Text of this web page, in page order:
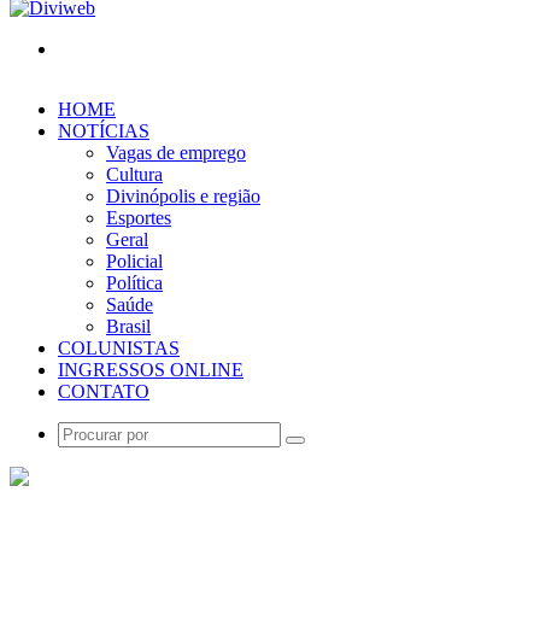
HOME
NOTÍCIAS
Vagas de emprego
Cultura
Divinópolis e região
Esportes
Geral
Policial
Política
Saúde
Brasil
COLUNISTAS
INGRESSOS ONLINE
CONTATO
Procurar